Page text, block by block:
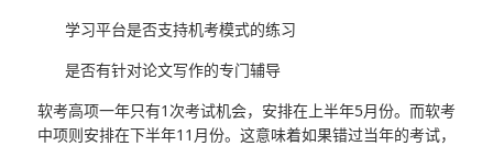
学习平台是否支持机考模式的练习
是否有针对论文写作的专门辅导
软考高项一年只有1次考试机会，安排在上半年5月份。而软考
中项则安排在下半年11月份。这意味着如果错过当年的考试，